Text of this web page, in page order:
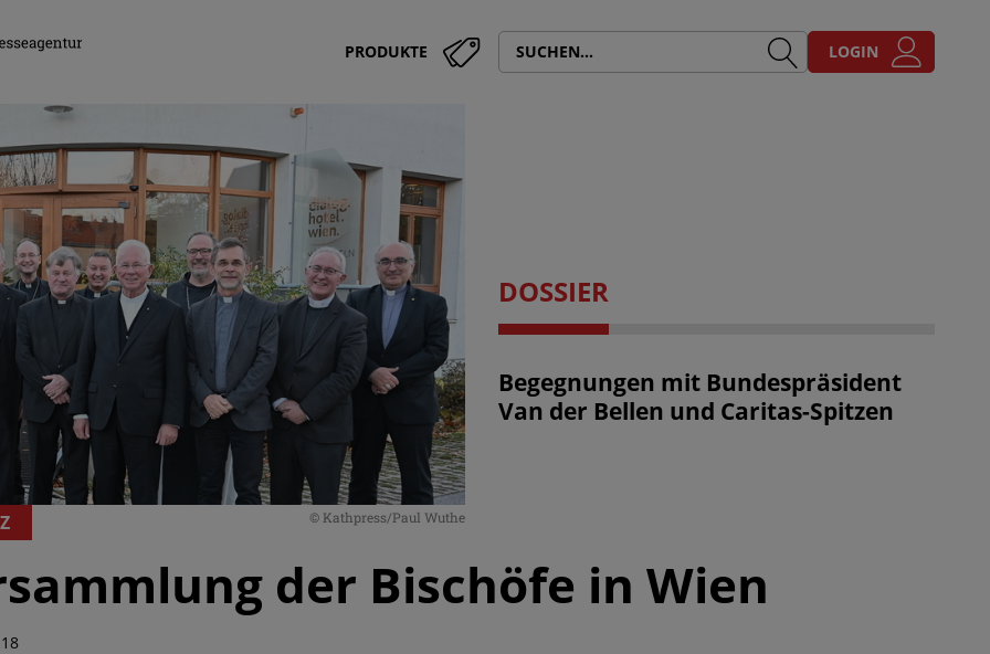
PRODUKTE LOGIN
DOSSIER
Begegnungen mit Bundespräsident
Van der Bellen und Caritas-Spitzen
© Kathpress/Paul Wuthe
der Bischöfe in Wien